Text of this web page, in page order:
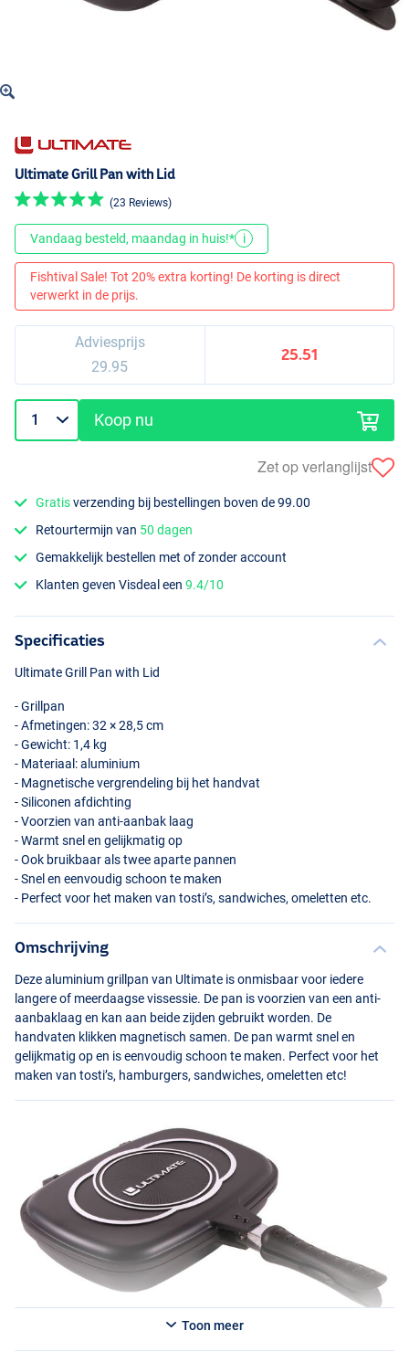
Ultimate Grill Pan with Lid
(23 Reviews)
Vandaag besteld, maandag in huis!* i
Fishtival Sale! Tot 20% extra korting! De korting is direct
verwerkt in de prijs.
Adviesprijs
29.95
25.51
Koop nu
Zet op verlanglijst
Gratisverzending bij bestellingen boven de 99.00
Retourtermijn van 50 dagen
Gemakkelijk bestellen met of zonder account
Klanten geven Visdeal een9.4/10
Specificaties
Ultimate Grill Pan with Lid
- Grillpan
- Afmetingen: 32 × 28,5 cm
- Gewicht: 1,4 kg
- Materiaal: aluminium
- Magnetische vergrendeling bij het handvat
- Siliconen afdichting
- Voorzien van anti-aanbak laag
- Warmt snel en gelijkmatig op
- Ook bruikbaar als twee aparte pannen
- Snel en eenvoudig schoon te maken
- Perfect voor het maken van tosti’s, sandwiches, omeletten etc.
Omschrijving
Deze aluminium grillpan van Ultimate is onmisbaar voor iedere
langere of meerdaagse vissessie. De pan is voorzien van een anti-
aanbaklaag en kan aan beide zijden gebruikt worden. De
handvaten klikken magnetisch samen. De pan warmt snel en
gelijkmatig op en is eenvoudig schoon te maken. Perfect voor het
maken van tosti’s, hamburgers, sandwiches, omeletten etc!
Toon meer